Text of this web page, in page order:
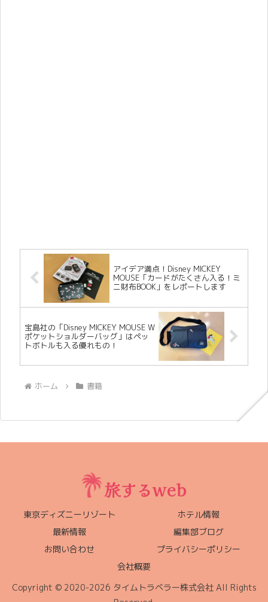
アイデア満点！Disney MICKEY
MOUSE「カードがたくさん入る！ミ
ニ財布BOOK」をレポートします
宝島社の「Disney MICKEY MOUSE W
ポケットショルダーバッグ」はペッ
トボトルも入る優れもの！
ホーム 書籍
東京ディズニーリゾート
ホテル情報
最新情報
編集部ブログ
お問い合わせ
プライバシーポリシー
会社概要
Copyright © 2020-2026 タイムトラベラー株式会社 All Rights